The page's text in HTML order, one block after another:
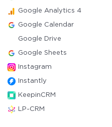
Google Analytics 4
Google Calendar
Google Drive
Google Sheets
Instagram
Instantly
KeepinCRM
LP-CRM